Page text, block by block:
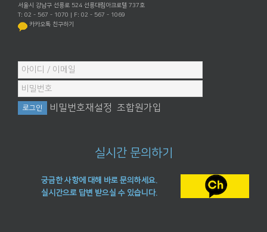
서울시 강남구 선릉로 524 선릉대림아크로텔 737호
T: 02 - 567 - 1070 | F: 02 - 567 - 1069
카카오톡 친구하기
비밀번호재설정 조합원가입
실시간 문의하기
궁금한 사항에 대해 바로 문의하세요.
실시간으로 답변 받으실 수 있습니다.